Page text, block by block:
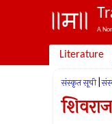
A
Literature
संस्कृत सूची